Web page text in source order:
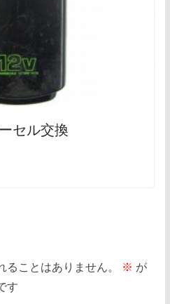
セル交換
ことはありません。 ※ が
す